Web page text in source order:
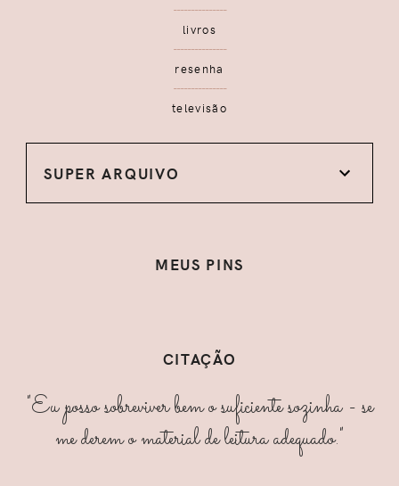
livros
resenha
televisão
SUPER ARQUIVO
MEUS PINS
CITAÇÃO
"Eu posso sobreviver bem o suficiente sozinha - se
me derem o material de leitura adequado."